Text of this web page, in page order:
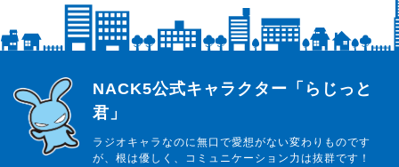
らじっと君
NACK5公式キャラクター「らじっと
君」
ラジオキャラなのに無口で愛想がない変わりものです
が、根は優しく、コミュニケーション力は抜群です！